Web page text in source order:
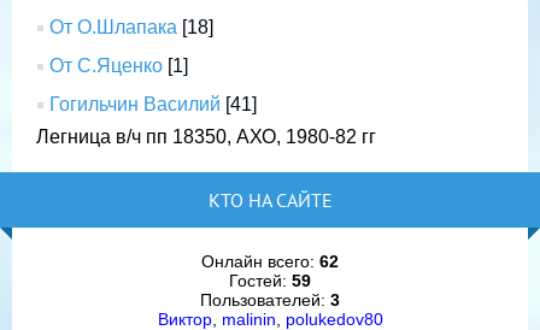
От О.Шлапака [18]
От С.Яценко [1]
Гогильчин Василий [41]
Легница в/ч пп 18350, АХО, 1980-82 гг
КТО НА САЙТЕ
Онлайн всего: 62
Гостей: 59
Пользователей: 3
Виктор, malinin polukedov80